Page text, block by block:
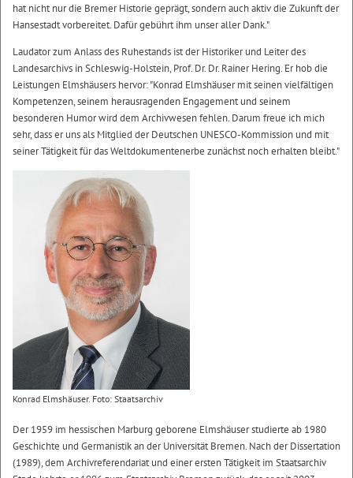
hat nicht nur die Bremer Historie geprägt, sondern auch aktiv die Zukunft der
Hansestadt vorbereitet. Dafür gebührt ihm unser aller Dank."
Laudator zum Anlass des Ruhestands ist der Historiker und Leiter des
Landesarchivs in Schleswig-Holstein, Prof. Dr. Dr. Rainer Hering. Er hob die
Leistungen Elmshäusers hervor: "Konrad Elmshäuser mit seinen vielfältigen
Kompetenzen, seinem herausragenden Engagement und seinem
besonderen Humor wird dem Archivwesen fehlen. Darum freue ich mich
sehr, dass er uns als Mitglied der Deutschen UNESCO-Kommission und mit
seiner Tätigkeit für das Weltdokumentenerbe zunächst noch erhalten bleibt."
Konrad Elmshäuser. Foto: Staatsarchiv
Der 1959 im hessischen Marburg geborene Elmshäuser studierte ab 1980
Geschichte und Germanistik an der Universität Bremen. Nach der Dissertation
(1989), dem Archivreferendariat und einer ersten Tätigkeit im Staatsarchiv